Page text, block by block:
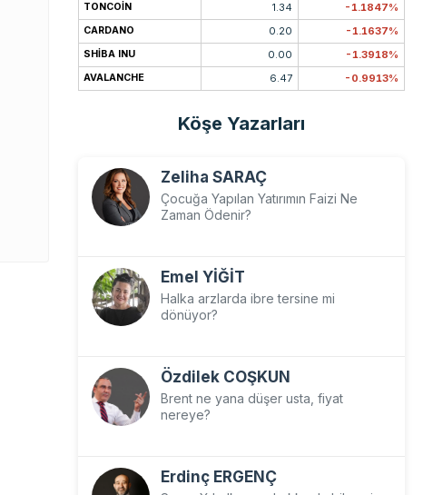
TONCOIN 1.34 -1.1847%
CARDANO 0.20 -1.1637%
SHIBA INU 0.00 -1.3918%
AVALANCHE 6.47 -0.9913%
Köşe Yazarları
Zeliha SARAÇ
Çocuğa Yapılan Yatırımın Faizi Ne
Zaman Ödenir?
Emel YİĞİT
Halka arzlarda ibre tersine mi
dönüyor?
Özdilek COŞKUN
Brent ne yana düşer usta, fiyat
nereye?
Erdinç ERGENÇ